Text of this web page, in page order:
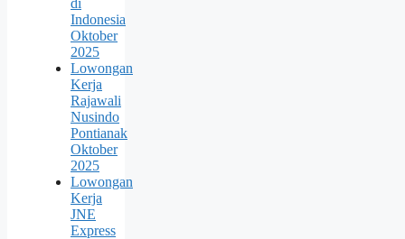
di
Indonesia
Oktober
2025
Lowongan
Kerja
Rajawali
Nusindo
Pontianak
Oktober
2025
Lowongan
Kerja
JNE
Express